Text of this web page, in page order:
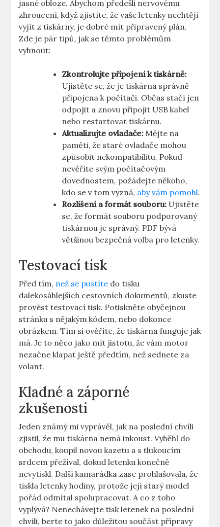
jasné obloze. Abychom předešli nervovému
zhroucení, když zjistíte, že vaše letenky nechtějí
vyjít z tiskárny, je dobré mít připravený plán.
Zde je pár tipů, jak se těmto problémům
vyhnout:
Zkontrolujte připojení k tiskárně:
Ujistěte se, že je tiskárna správně
připojena k počítači. Občas stačí jen
odpojit a znovu připojit USB kabel
nebo restartovat tiskárnu.
Aktualizujte ovladače: Mějte na
paměti, že staré ovladače mohou
způsobit nekompatibilitu. Pokud
nevěříte svým počítačovým
dovednostem, požádejte někoho,
kdo se v tom vyzná, aby vám pomohl.
Rozlišení a formát souboru: Ujistěte
se, že formát souboru podporovaný
tiskárnou je správný. PDF bývá
většinou bezpečná volba pro letenky.
Testovací tisk
Před tím, než se pustíte do tisku
dalekosáhlejších cestovních dokumentů, zkuste
provést testovací tisk. Potiskněte obyčejnou
stránku s nějakým kódem, nebo dokonce
obrázkem. Tím si ověříte, že tiskárna funguje jak
má. Je to něco jako mít jistotu, že vám motor
nezačne klapat ještě předtím, než sednete za
volant.
Kladné a záporné
zkušenosti
Jeden známý mi vyprávěl, jak na poslední chvíli
zjistil, že mu tiskárna nemá inkoust. Vyběhl do
obchodu, koupil novou kazetu a s tlukoucím
srdcem přežíval, dokud letenku konečně
nevytiskl. Další kamarádka zase prohlašovala, že
tiskla letenky hodiny, protože její starý model
pořád odmítal spolupracovat. A co z toho
vyplývá? Nenechávejte tisk letenek na poslední
chvíli, berte to jako důležitou součást přípravy